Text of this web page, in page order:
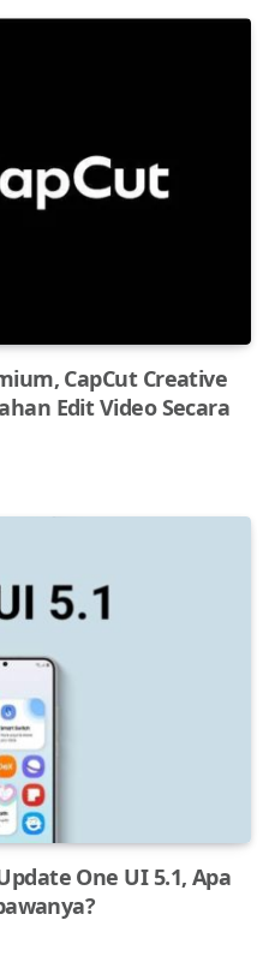
CapCut Creative
Edit Video Secara
One UI 5.1, Apa